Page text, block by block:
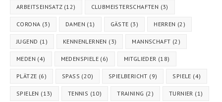
ARBEITSEINSATZ(12) CLUBMEISTERSCHAFTEN (3)
CORONA (3) DAMEN (1) GÄSTE (3) HERREN (2)
JUGEND (1) KENNENLERNEN (3) MANNSCHAFT (2)
MEDEN (4) MEDENSPIELE (6) MITGLIEDER (18)
PLÄTZE (6) SPASS (20) SPIELBERICHT (9) SPIELE (4)
SPIELEN (13) TENNIS (10) TRAINING (2) TURNIER (1)